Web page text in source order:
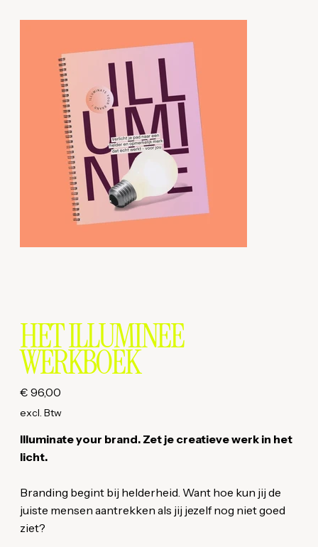
HET ILLUMINEE
WERKBOEK
Verkoopprijs
€ 96,00
excl. Btw
Illuminate your brand. Zet je creatieve werk in het
licht.
Branding begint bij helderheid. Want hoe kun jij de
juiste mensen aantrekken als jij jezelf nog niet goed
ziet?